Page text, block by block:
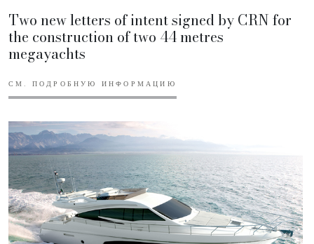
Two new letters of intent signed by CRN for
the construction of two 44 metres
megayachts
СМ. ПОДРОБНУЮ ИНФОРМАЦИЮ